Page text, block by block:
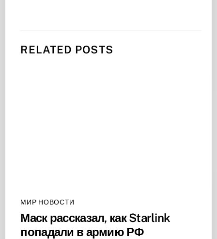
RELATED POSTS
МИР НОВОСТИ
Маск рассказал, как Starlink
попадали в армию РФ